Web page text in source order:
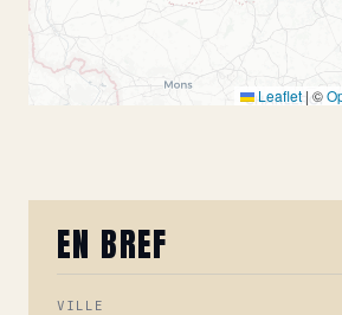
Leaflet | ©
EN BREF
VILLE